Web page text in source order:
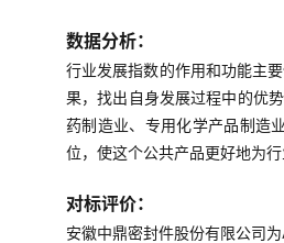
数据分析：
行业发展指数的作用和功能主
果，找出自身发展过程中的优
药制造业、专用化学产品制造
位，使这个公共产品更好地为行
对标评价：
安徽中鼎密封件股份有限公司